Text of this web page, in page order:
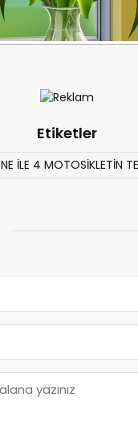
Etiketler
İLE 4 MOTOSİKLETİN